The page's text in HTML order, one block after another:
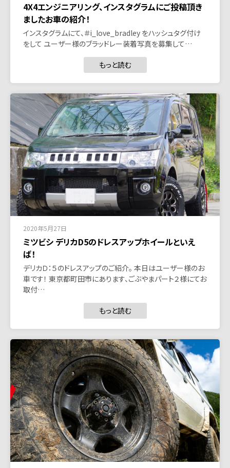
4X4エンジニアリング、インスタグラムにご投稿頂き
ましたお車の紹介！
インスタグラムにて、＃i_love_bradley をハッシュタグ付け
をして ユーザー様のブラッドレー装着写真を募集して…
もっと読む
2020年5月27日
ミツビシ デリカD5のドレスアップホイールといえ
ば！
デリカＤ：５のドレスアップのご紹介。 本日はユーザー様のお
車です！ 東京都町田市にあります、ごぶやまパート２様にてお
取付…
もっと読む